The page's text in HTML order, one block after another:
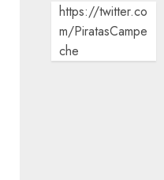
https://twitter.co
m/PiratasCampe
che